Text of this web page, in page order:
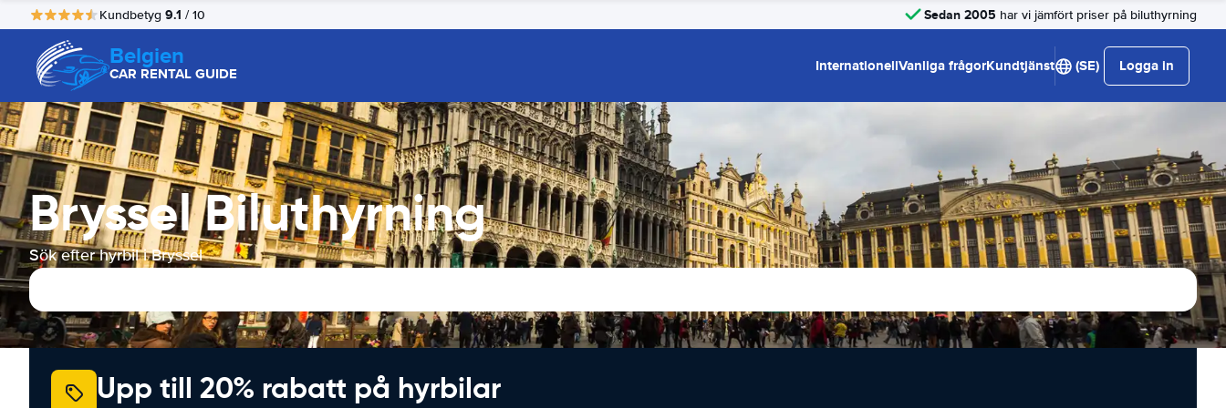
Kundbetyg 9.1 / 10 Sedan 2005 har vi jämfört priser på biluthyrning
Belgien
CAR RENTAL GUIDE InternationellVanliga frågorKundtjänst (SE) Logga in
Bryssel Biluthyrning
Sök efter hyrbil i Bryssel
Upp till 20% rabatt på hyrbilar